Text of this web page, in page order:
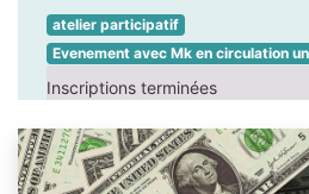
atelier participatif
Evenement avec Mk en circulation
Inscriptions terminées